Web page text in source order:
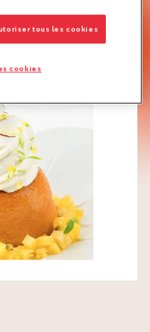
tous les cookies
cookies